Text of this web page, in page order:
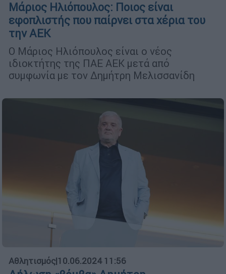
Μάριος Ηλιόπουλος: Ποιος είναι
εφοπλιστής που παίρνει στα χέρια του
την ΑΕΚ
O Mάριος Ηλιόπουλος είναι ο νέος
ιδιοκτήτης της ΠΑΕ ΑΕΚ μετά από
συμφωνία με τον Δημήτρη Μελισσανίδη
Αθλητισμός|10.06.2024 11:56